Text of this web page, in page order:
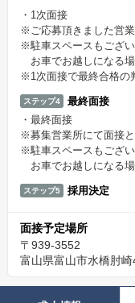
・1次面接
※ご応募頂きました営業
※駐車スペースもござ
お車でお越しになる場
※1次面接で最終合格の
ステップ4
最終面接
・最終面接
※募集営業所にて面接と
※駐車スペースもござ
お車でお越しになる場
ステップ5 採用決定
面接予定場所
〒939-3552
富山県富山市水橋肘